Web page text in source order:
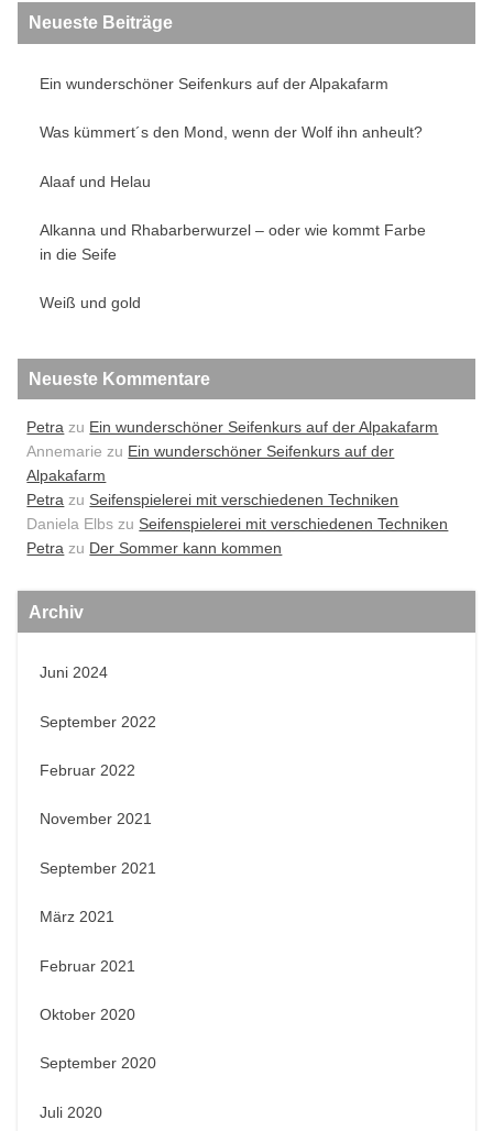
Neueste Beiträge
Ein wunderschöner Seifenkurs auf der Alpakafarm
Was kümmert´s den Mond, wenn der Wolf ihn anheult?
Alaaf und Helau
Alkanna und Rhabarberwurzel – oder wie kommt Farbe
in die Seife
Weiß und gold
Neueste Kommentare
Petra zu Ein wunderschöner Seifenkurs auf der Alpakafarm
Annemarie zu Ein wunderschöner Seifenkurs auf der
Alpakafarm
Petra zu Seifenspielerei mit verschiedenen Techniken
Daniela Elbs zu Seifenspielerei mit verschiedenen Techniken
Petra zu Der Sommer kann kommen
Archiv
Juni 2024
September 2022
Februar 2022
November 2021
September 2021
März 2021
Februar 2021
Oktober 2020
September 2020
Juli 2020